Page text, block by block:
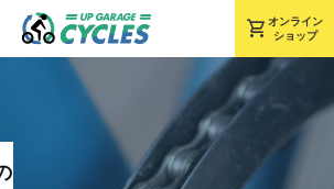
shopping_cart オンライン
ショップ